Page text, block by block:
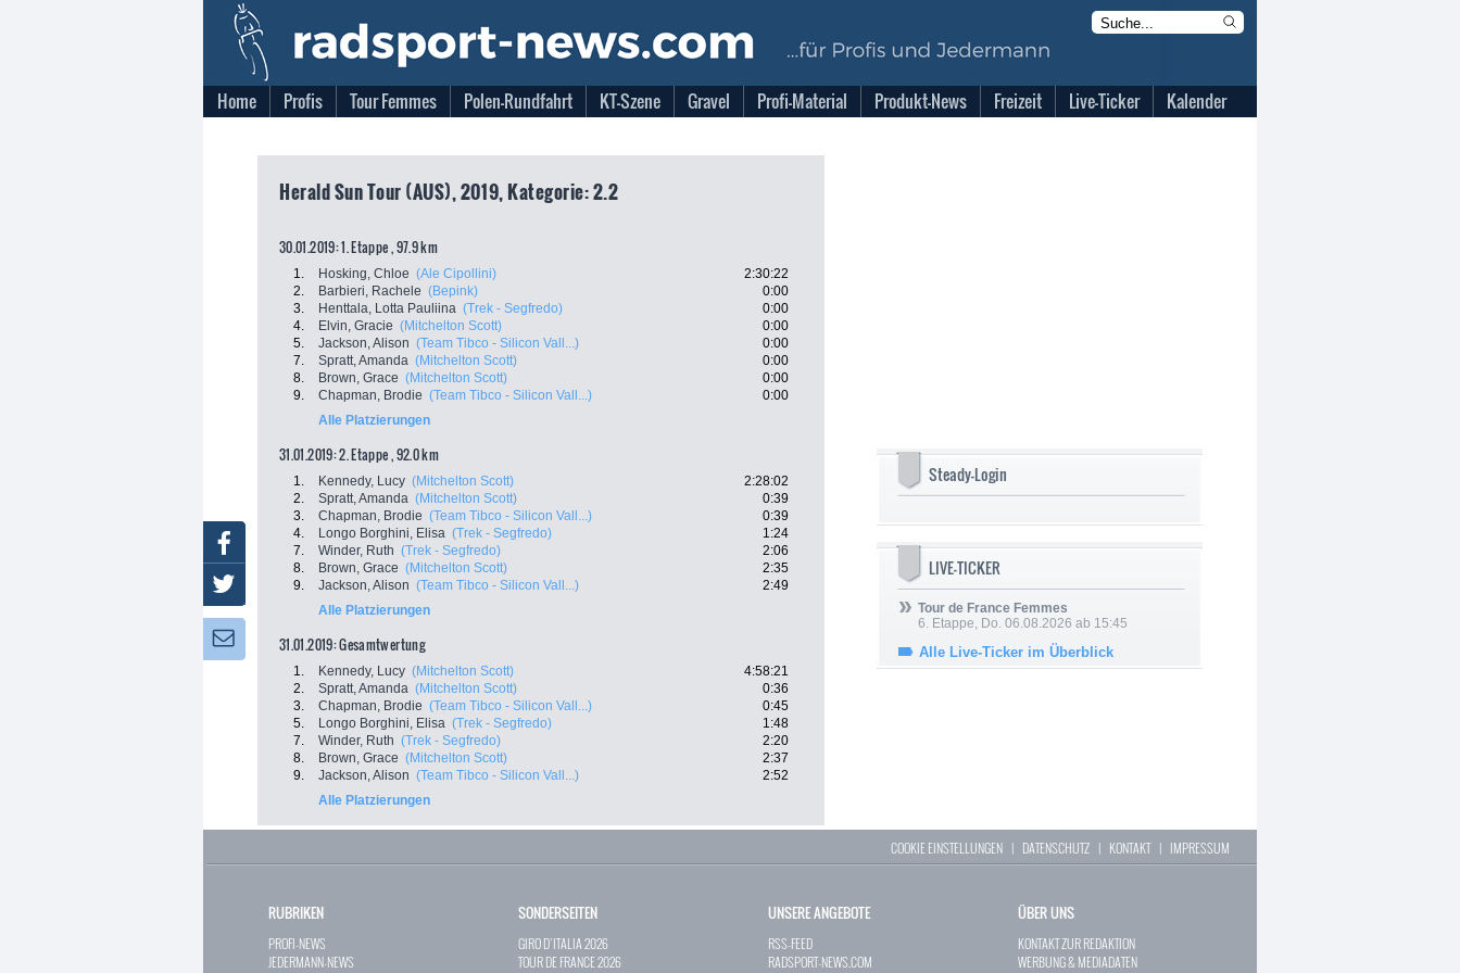
Home Profis Tour Femmes Polen-Rundfahrt KT-Szene Gravel Profi-Material Produkt-News Freizeit Live-Ticker Kalender
Herald Sun Tour (AUS), 2019, Kategorie: 2.2
30.01.2019: 1. Etappe , 97.9 km
1. Hosking, Chloe (Ale Cipollini)
2:30:22
2.
Barbieri, Rachele (Bepink)
0:00
3.
Henttala, Lotta Pauliina (Trek - Segfredo)
0:00
4.
Elvin, Gracie (Mitchelton Scott)
0:00
5.
Jackson, Alison (Team Tibco - Silicon Vall...)
0:00
7.
Spratt, Amanda (Mitchelton Scott)
0:00
8.
Brown, Grace (Mitchelton Scott)
0:00
9.
Chapman, Brodie (Team Tibco - Silicon Vall...)
0:00
Alle Platzierungen
31.01.2019: 2. Etappe , 92.0 km
1. Kennedy, Lucy (Mitchelton Scott)
2:28:02
2.
Spratt, Amanda (Mitchelton Scott)
0:39
3.
Chapman, Brodie (Team Tibco - Silicon Vall...)
0:39
4.
Longo Borghini, Elisa (Trek - Segfredo)
1:24
7.
Winder, Ruth (Trek - Segfredo)
2:06
8.
Brown, Grace (Mitchelton Scott)
2:35
9.
Jackson, Alison (Team Tibco - Silicon Vall...)
2:49
Alle Platzierungen
31.01.2019: Gesamtwertung
1. Kennedy, Lucy (Mitchelton Scott)
4:58:21
2.
Spratt, Amanda (Mitchelton Scott)
0:36
3.
Chapman, Brodie (Team Tibco - Silicon Vall...)
0:45
5.
Longo Borghini, Elisa (Trek - Segfredo)
1:48
7.
Winder, Ruth (Trek - Segfredo)
2:20
8.
Brown, Grace (Mitchelton Scott)
2:37
9.
Jackson, Alison (Team Tibco - Silicon Vall...)
2:52
Alle Platzierungen
Steady-Login
LIVE-TICKER
Tour de France Femmes
6. Etappe, Do. 06.08.2026 ab 15:45
Alle Live-Ticker im Überblick
Facebook
Twitter
Newsletter:
COOKIE EINSTELLUNGEN | DATENSCHUTZ | KONTAKT| IMPRESSUM
RUBRIKEN
PROFI-NEWS
JEDERMANN-NEWS
SONDERSEITEN
GIRO D`ITALIA 2026
TOUR DE FRANCE 2026
UNSERE ANGEBOTE
RSS-FEED
RADSPORT-NEWS.COM
ÜBER UNS
KONTAKT ZUR REDAKTION
WERBUNG & MEDIADATEN